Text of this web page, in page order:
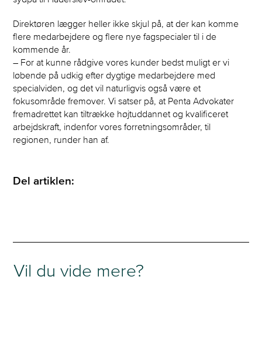
Direktøren lægger heller ikke skjul på, at der kan komme
flere medarbejdere og flere nye fagspecialer til i de
kommende år.
– For at kunne rådgive vores kunder bedst muligt er vi
løbende på udkig efter dygtige medarbejdere med
specialviden, og det vil naturligvis også være et
fokusområde fremover. Vi satser på, at Penta Advokater
fremadrettet kan tiltrække højtuddannet og kvalificeret
arbejdskraft, indenfor vores forretningsområder, til
regionen, runder han af.
Del artiklen:
Vil du vide mere?